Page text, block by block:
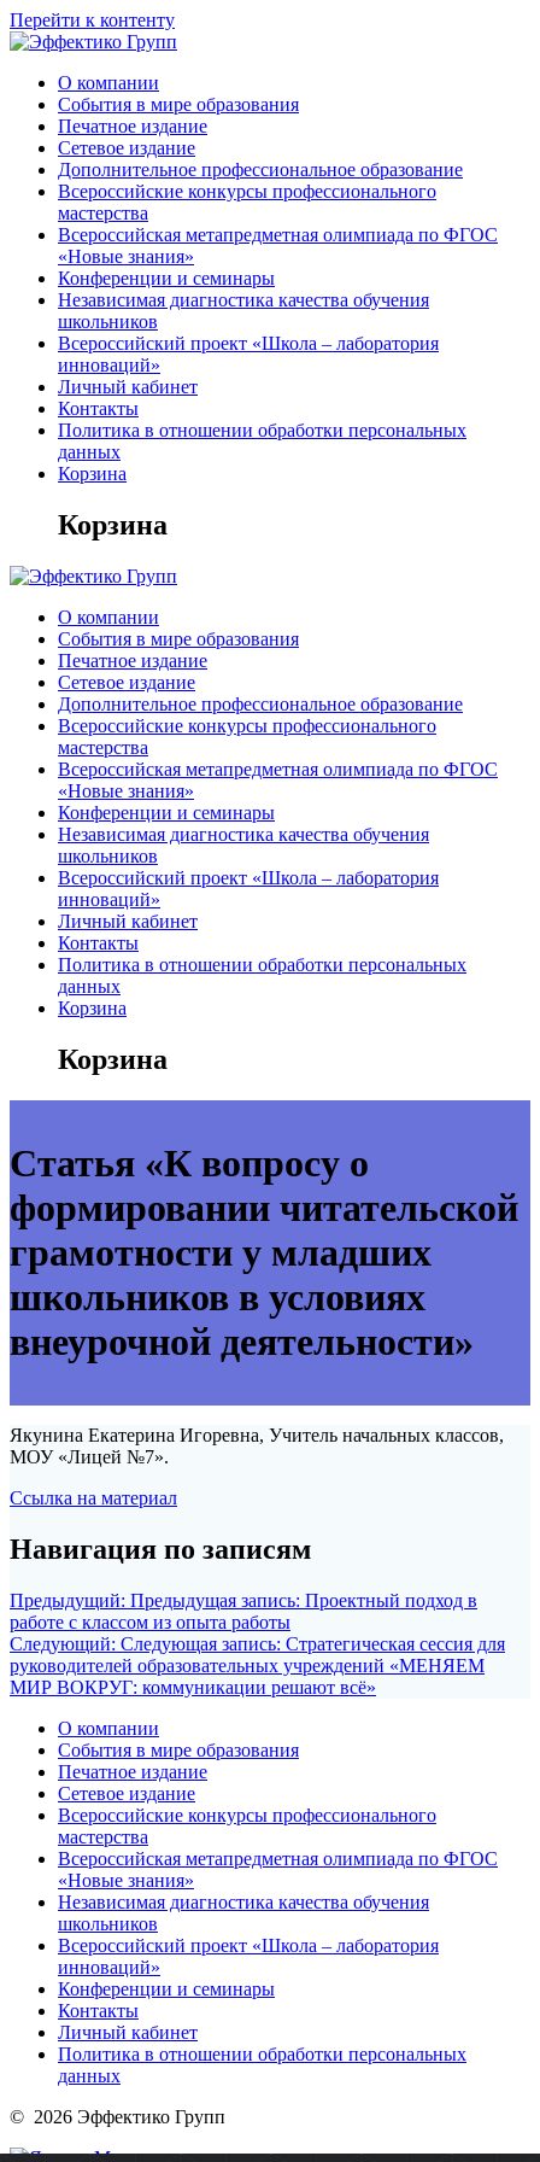
Перейти к контенту
О компании
События в мире образования
Печатное издание
Сетевое издание
Дополнительное профессиональное образование
Всероссийские конкурсы профессионального
мастерства
Всероссийская метапредметная олимпиада по ФГОС
«Новые знания»
Конференции и семинары
Независимая диагностика качества обучения
школьников
Всероссийский проект «Школа – лаборатория
инноваций»
Личный кабинет
Контакты
Политика в отношении обработки персональных
данных
Корзина
Корзина
О компании
События в мире образования
Печатное издание
Сетевое издание
Дополнительное профессиональное образование
Всероссийские конкурсы профессионального
мастерства
Всероссийская метапредметная олимпиада по ФГОС
«Новые знания»
Конференции и семинары
Независимая диагностика качества обучения
школьников
Всероссийский проект «Школа – лаборатория
инноваций»
Личный кабинет
Контакты
Политика в отношении обработки персональных
данных
Корзина
Корзина
Статья «К вопросу о
формировании читательской
грамотности у младших
школьников в условиях
внеурочной деятельности»
Якунина Екатерина Игоревна, Учитель начальных классов,
МОУ «Лицей №7».
Ссылка на материал
Навигация по записям
Предыдущий: Предыдущая запись: Проектный подход в
работе с классом из опыта работы
Следующий: Следующая запись: Стратегическая сессия для
руководителей образовательных учреждений «МЕНЯЕМ
МИР ВОКРУГ: коммуникации решают всё»
О компании
События в мире образования
Печатное издание
Сетевое издание
Всероссийские конкурсы профессионального
мастерства
Всероссийская метапредметная олимпиада по ФГОС
«Новые знания»
Независимая диагностика качества обучения
школьников
Всероссийский проект «Школа – лаборатория
инноваций»
Конференции и семинары
Контакты
Личный кабинет
Политика в отношении обработки персональных
данных
© 2026 Эффектико Групп